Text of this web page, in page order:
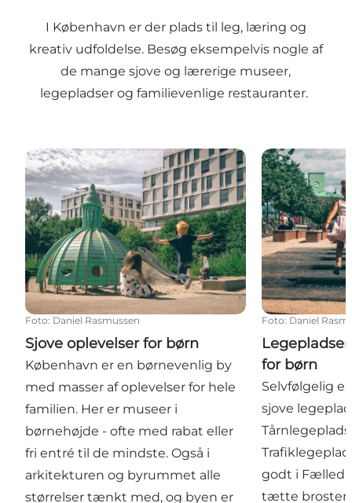
I København er der plads til leg, læring og
kreativ udfoldelse. Besøg eksempelvis nogle af
de mange sjove og lærerige museer,
legepladser og familievenlige restauranter.
Sjove oplevelser for børn
Foto: Daniel Rasmussen
Sjove oplevelser for børn
København er en børnevenlig by
med masser af oplevelser for hele
familien. Her er museer i
børnehøjde - ofte med rabat eller
fri entré til de mindste. Også i
arkitekturen og byrummet alle
størrelser tænkt med, og byen er
Legepladser
Foto: Daniel
for børn
Selvfølgelig
sjove
godt i
tætte